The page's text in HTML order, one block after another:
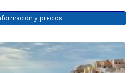
y precios